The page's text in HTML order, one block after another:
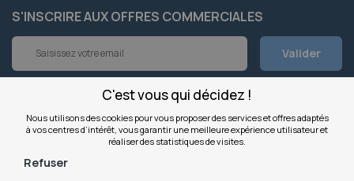
C'est vous qui décidez !
Nous utilisons des cookies pour vous proposer des services et offres adaptés
à vos centres d’intérêt, vous garantir une meilleure expérience utilisateur et
réaliser des statistiques de visites.
Refuser
S'INSCRIRE AUX OFFRES COMMERCIALES
Inscription
notre
Valider